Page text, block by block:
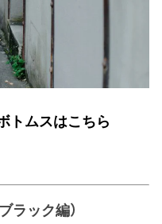
トムスはこちら
ラック編）